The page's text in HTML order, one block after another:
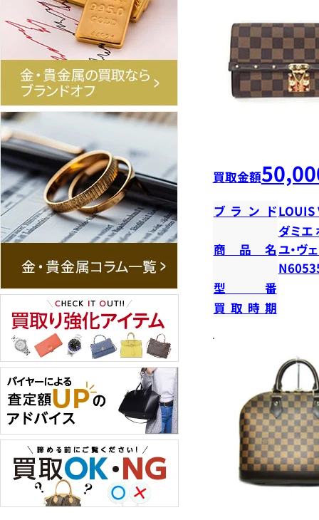
買取金額
ブランドLOUIS
商品名
ダミエ
ユ・ヴ
型番
買取時期